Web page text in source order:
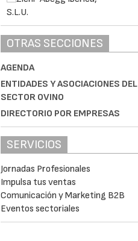
OTRAS SECCIONES
AGENDA
ENTIDADES Y ASOCIACIONES DEL
SECTOR OVINO
DIRECTORIO POR EMPRESAS
SERVICIOS
Jornadas Profesionales
Impulsa tus ventas
Comunicación y Marketing B2B
Eventos sectoriales